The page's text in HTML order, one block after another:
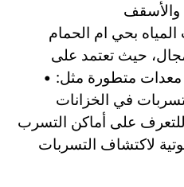
والأسقف
بحي ام الحمام
حيث تعتمد على
متطورة مثل: •
في الخزانات
على أماكن التسرب
لاكتشاف التسربات